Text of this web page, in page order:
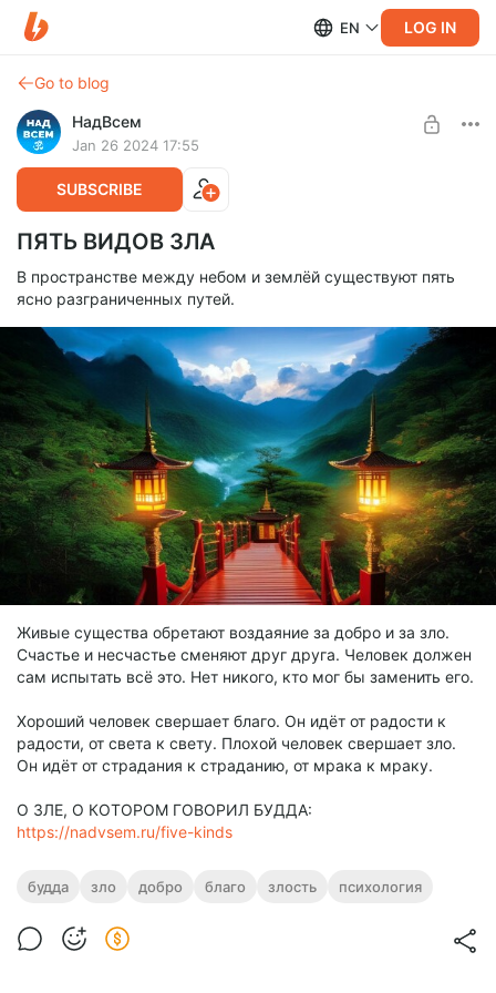
EN LOG IN
Go to blog
НадВсем
Jan 26 2024 17:55
SUBSCRIBE
ПЯТЬ ВИДОВ ЗЛА
В пространстве между небом и землёй существуют пять
ясно разграниченных путей.
Живые существа обретают воздаяние за добро и за зло.
Счастье и несчастье сменяют друг друга. Человек должен
сам испытать всё это. Нет никого, кто мог бы заменить его.
Хороший человек свершает благо. Он идёт от радости к
радости, от света к свету. Плохой человек свершает зло.
Он идёт от страдания к страданию, от мрака к мраку.
О ЗЛЕ, О КОТОРОМ ГОВОРИЛ БУДДА:
https://nadvsem.ru/five-kinds
будда зло добро благо злость психология